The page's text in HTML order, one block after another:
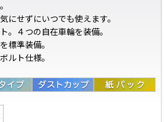
せずにいつでも使えます。
４つの自在車輪を装備。
標準装備。
ルト仕様。